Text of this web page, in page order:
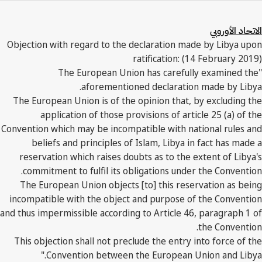
الاتحاد الأوروبي
Objection with regard to the declaration made by Libya upon
ratification: (14 February 2019)
"The European Union has carefully examined the
aforementioned declaration made by Libya.
The European Union is of the opinion that, by excluding the
application of those provisions of article 25 (a) of the
Convention which may be incompatible with national rules and
beliefs and principles of Islam, Libya in fact has made a
reservation which raises doubts as to the extent of Libya's
commitment to fulfil its obligations under the Convention.
The European Union objects [to] this reservation as being
incompatible with the object and purpose of the Convention
and thus impermissible according to Article 46, paragraph 1 of
the Convention.
This objection shall not preclude the entry into force of the
Convention between the European Union and Libya."